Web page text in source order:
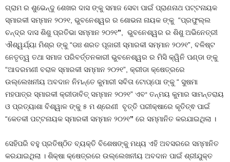
ଗ୍ରାମ ର ଶୁଭେନ୍ଦୁ ଶେଖର ଦାସ ଙ୍କୁ ସମାଜ ସେବା ପାଇଁ ପ୍ରାଣନାଥ ପଟ୍ଟନାୟକ
ସ୍ମାରକୀ ସମ୍ମାନ ୨୦୨୧, ଭୁବନେଶ୍ୱର ର ଶୋଭନା ନାୟକ ଙ୍କୁ “ପ୍ରଫୁଲ୍ଲ
ଚନ୍ଦ୍ର ଦାସ ଶିଶୁ ପ୍ରତିଭା ସମ୍ମାନ ୨୦୨୧” , ଭୁବନେଶ୍ୱର ର ଶିଶୁ ଅଭିନେତ୍ରୀ
ଐଶ୍ୱର୍ଯ୍ୟା ମିଶ୍ର ଙ୍କୁ “ଡାଃ ଶରତ ପୂଜାରୀ ସ୍ମାରକୀ ସମ୍ମାନ ୨୦୨୧”, ବଳିଷ୍ଟ
ନେତୃତ୍ୱ ତଥା ସମାଜ ପରିବର୍ତ୍ତନକାରୀ ଭୁବନେଶ୍ୱର ର ମିସି କ୍ୱିନି ପଣ୍ଡା ଙ୍କୁ
“ଆଦରମଣୀ ବରାଳ ସ୍ମାରକୀ ସମ୍ମାନ ୨୦୨୧”, କ୍ରୀଡା କ୍ଷେତ୍ରରେ
ଉଲ୍ଲେଖନୀୟ ଅବଦାନ ନିମନ୍ତେ କୁମାରୀ ସବିତା ଟୋପ୍ପୋ ଙ୍କୁ “ ସୁଷମା
ମହପାତ୍ର ସ୍ମାରକୀ କ୍ରୀଡାବିତ୍‍ ସମ୍ମାନ ୨୦୨୧” ଏବଂ ତନ୍ମୟ କୁମାର ସାମନ୍ତରାୟ
ଓ ପ୍ରତ୍ୟାଶା ବିଶ୍ୱାଳ ଙ୍କୁ ୫ ମ ଶ୍ରେଣୀ ବୃତ୍ତି ପରୀକ୍ଷାରେ କୃତିତ୍ଵ ପାଇଁ
“କେତକୀ ପଟ୍ଟନାୟକ ସ୍ମାରକୀ ସମ୍ମାନ ୨୦୨୧” ରେ ସମ୍ମାନିତ କରଯାଇଥିଲା ।
ସେହିପରି ବହୁ ପ୍ରତିଷ୍ଠିତ ବ୍ୟକ୍ତି ବିଶେଷଙ୍କୁ ମଧ୍ୟ ଏହି ଅବସରରେ ସମ୍ମାନିତ
କରଯାଇଥିଲା । ଶିକ୍ଷା କ୍ଷେତ୍ରରେ ଉଲ୍ଲେଖନୀୟ ଅବଦାନ ପାଇଁ ଶ୍ରୀଯୁକ୍ତ